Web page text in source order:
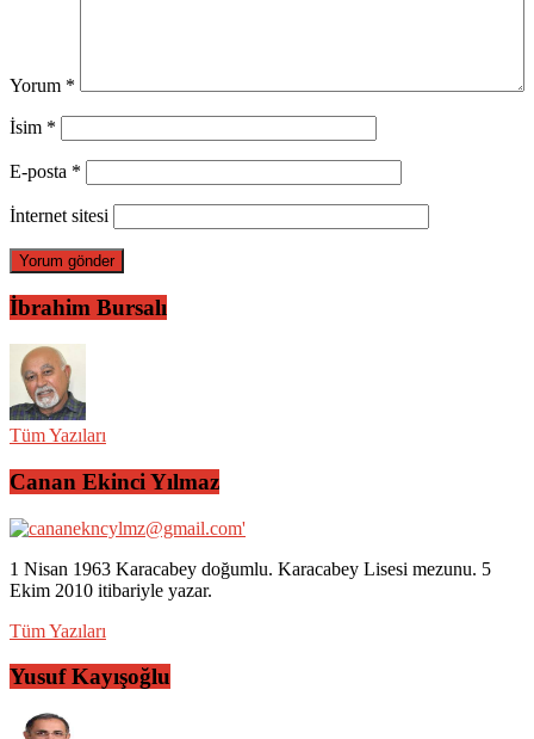
Yorum *
İsim *
E-posta *
İnternet sitesi
İbrahim Bursalı
Tüm Yazıları
Canan Ekinci Yılmaz
1 Nisan 1963 Karacabey doğumlu. Karacabey Lisesi mezunu. 5
Ekim 2010 itibariyle yazar.
Tüm Yazıları
Yusuf Kayışoğlu